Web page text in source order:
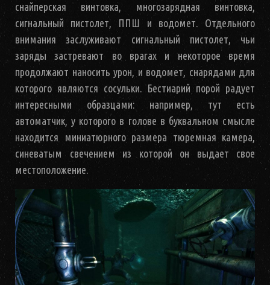
снайперская винтовка, многозарядная винтовка,
сигнальный пистолет, ППШ и водомет. Отдельного
внимания заслуживают сигнальный пистолет, чьи
заряды застревают во врагах и некоторое время
продолжают наносить урон, и водомет, снарядами для
которого являются сосульки. Бестиарий порой радует
интересными образцами: например, тут есть
автоматчик, у которого в голове в буквальном смысле
находится миниатюрного размера тюремная камера,
синеватым свечением из которой он выдает свое
местоположение.